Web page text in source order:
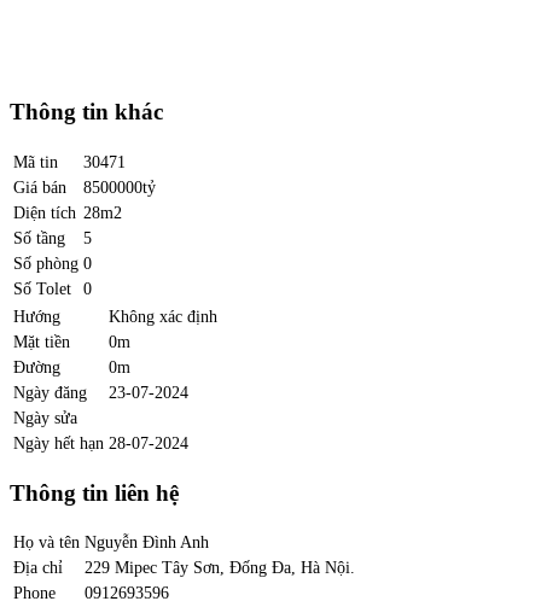
Thông tin khác
Mã tin
30471
Giá bán
8500000tỷ
Diện tích 28m2
Số tầng
5
Số phòng 0
Số Tolet
0
Hướng
Không xác định
Mặt tiền
0m
Đường
0m
Ngày đăng
23-07-2024
Ngày sửa
Ngày hết hạn 28-07-2024
Thông tin liên hệ
Họ và tên Nguyễn Đình Anh
Địa chỉ
229 Mipec Tây Sơn, Đống Đa, Hà Nội.
Phone
0912693596